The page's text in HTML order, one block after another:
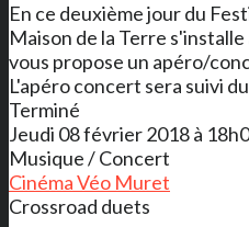
En ce deuxième jour du
Maison de la Terre
vous propose un apéro/
L'apéro concert sera suivi
Terminé
Jeudi 08 février 2018 à
Musique / Concert
Cinéma Véo Muret
Crossroad duets